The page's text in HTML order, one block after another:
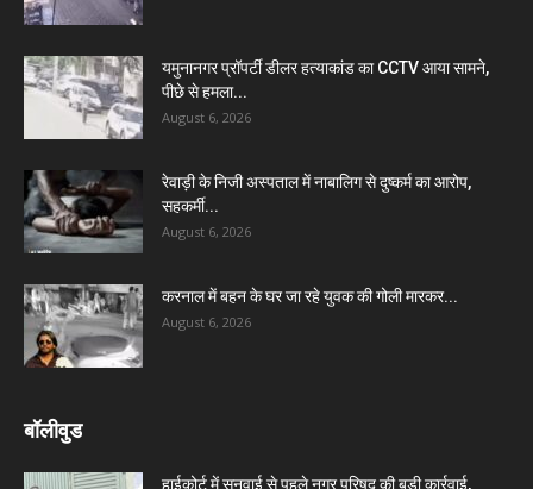
यमुनानगर प्रॉपर्टी डीलर हत्याकांड का CCTV आया सामने,
पीछे से हमला...
August 6, 2026
रेवाड़ी के निजी अस्पताल में नाबालिग से दुष्कर्म का आरोप,
सहकर्मी...
August 6, 2026
करनाल में बहन के घर जा रहे युवक की गोली मारकर...
August 6, 2026
बॉलीवुड
हाईकोर्ट में सुनवाई से पहले नगर परिषद की बड़ी कार्रवाई,